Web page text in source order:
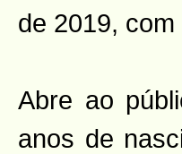
de 2019,
Abre ao
anos de